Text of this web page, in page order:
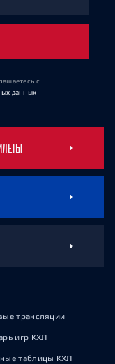
с
данных
трансляции
игр КХЛ
таблицы КХЛ